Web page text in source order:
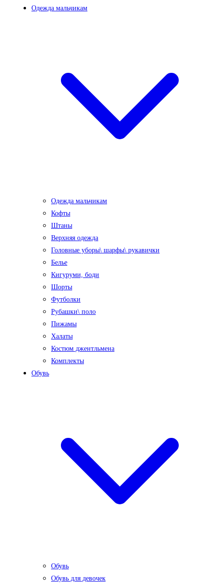
Одежда мальчикам
Одежда мальчикам
Кофты
Штаны
Верхняя одежда
Головные уборы\ шарфы\ рукавички
Белье
Кигуруми, боди
Шорты
Футболки
Рубашки\ поло
Пижамы
Халаты
Костюм джентльмена
Комплекты
Обувь
Обувь
Обувь для девочек